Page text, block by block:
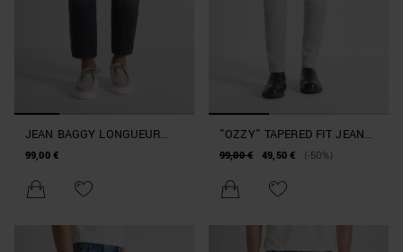
JEAN BAGGY LONGUEUR
CHEVILLE « DORIS » EN
99,00 €
"OZZY" TAPERED FIT JEANS
IN GREY DENIM
99,00 € 49,50 € (-50%)